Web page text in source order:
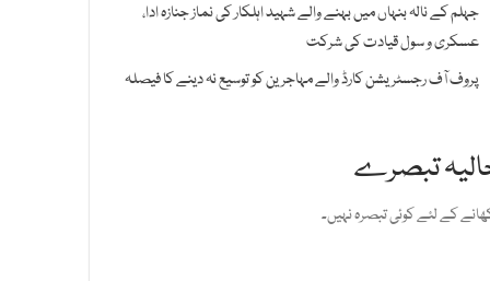
جہلم کے نالہ بنہاں میں بہنے والے شہید اہلکار کی نماز جنازہ ادا،
عسکری و سول قیادت کی شرکت
پروف آف رجسٹریشن کارڈ والے مہاجرین کو توسیع نہ دینے کا فیصلہ
تبصرے
کے لئے کوئی تبصرہ نہیں۔